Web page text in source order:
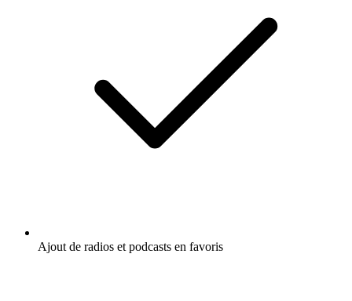
Ajout de radios et podcasts en favoris